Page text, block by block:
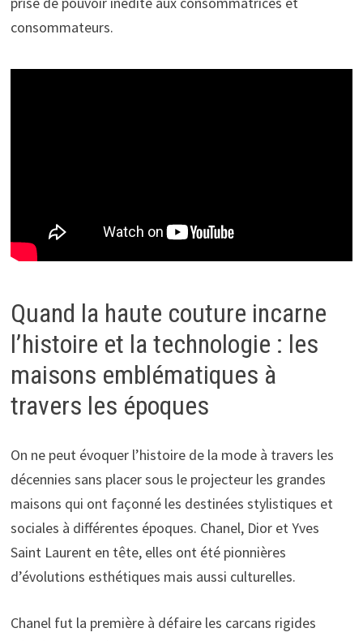
consommateurs.
Quand la haute couture incarne
l’histoire et la technologie : les
maisons emblématiques à
travers les époques
On ne peut évoquer l’histoire de la mode à travers les
décennies sans placer sous le projecteur les grandes
maisons qui ont façonné les destinées stylistiques et
sociales à différentes époques. Chanel, Dior et Yves
Saint Laurent en tête, elles ont été pionnières
d’évolutions esthétiques mais aussi culturelles.
Chanel fut la première à défaire les carcans rigides